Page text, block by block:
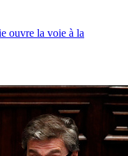
ouvre la voie à la